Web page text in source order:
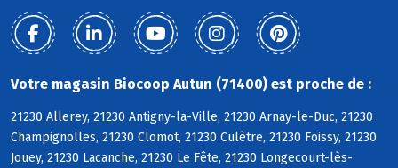
Votre magasin Biocoop Autun (71400) est proche de :
21230 Allerey, 21230 Antigny-la-Ville, 21230 Arnay-le-Duc, 21230
Champignolles, 21230 Clomot, 21230 Culètre, 21230 Foissy, 21230
Jouey, 21230 Lacanche, 21230 Le Fête, 21230 Longecourt-lès-